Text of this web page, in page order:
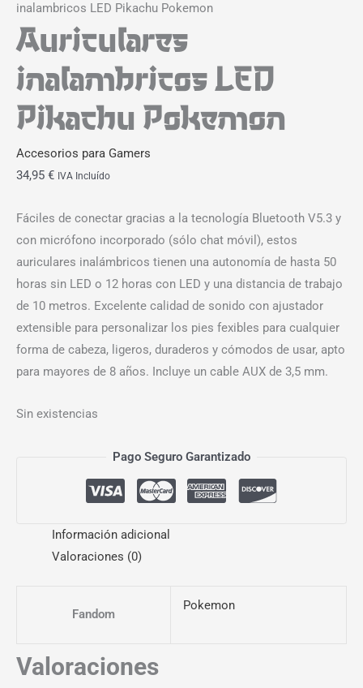
inalambricos LED Pikachu Pokemon
Auriculares
inalambricos LED
Pikachu Pokemon
Accesorios para Gamers
34,95 € IVA Incluído
Fáciles de conectar gracias a la tecnología Bluetooth V5.3 y
con micrófono incorporado (sólo chat móvil), estos
auriculares inalámbricos tienen una autonomía de hasta 50
horas sin LED o 12 horas con LED y una distancia de trabajo
de 10 metros. Excelente calidad de sonido con ajustador
extensible para personalizar los pies fexibles para cualquier
forma de cabeza, ligeros, duraderos y cómodos de usar, apto
para mayores de 8 años. Incluye un cable AUX de 3,5 mm.
Sin existencias
Pago Seguro Garantizado
Información adicional
Valoraciones (0)
Fandom
Pokemon
Valoraciones